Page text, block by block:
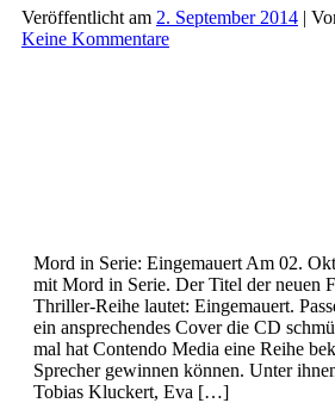
Veröffentlicht am 2. September 2014 |
Keine Kommentare
Mord in Serie: Eingemauert Am 02.
mit Mord in Serie. Der Titel der neuen
Thriller-Reihe lautet: Eingemauert.
ein ansprechendes Cover die CD
mal hat Contendo Media eine Reihe
Sprecher gewinnen können. Unter
Tobias Kluckert, Eva […]